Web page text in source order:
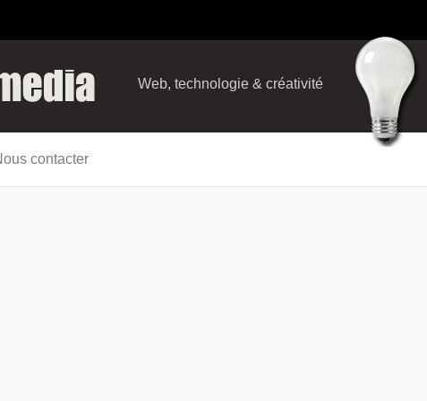
Web, technologie & créativité
contacter